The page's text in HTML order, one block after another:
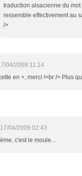
traduction alsacienne du
ressemble effectivement au
/>
04/2009 11:14
en +, merci !<br /> Plus
17/04/2009 02:43
c'est le moule...